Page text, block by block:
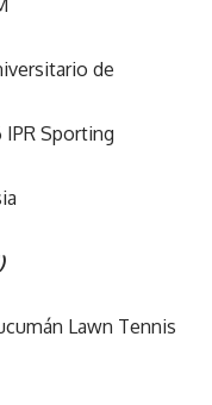
de
IPR Sporting
Lawn Tennis